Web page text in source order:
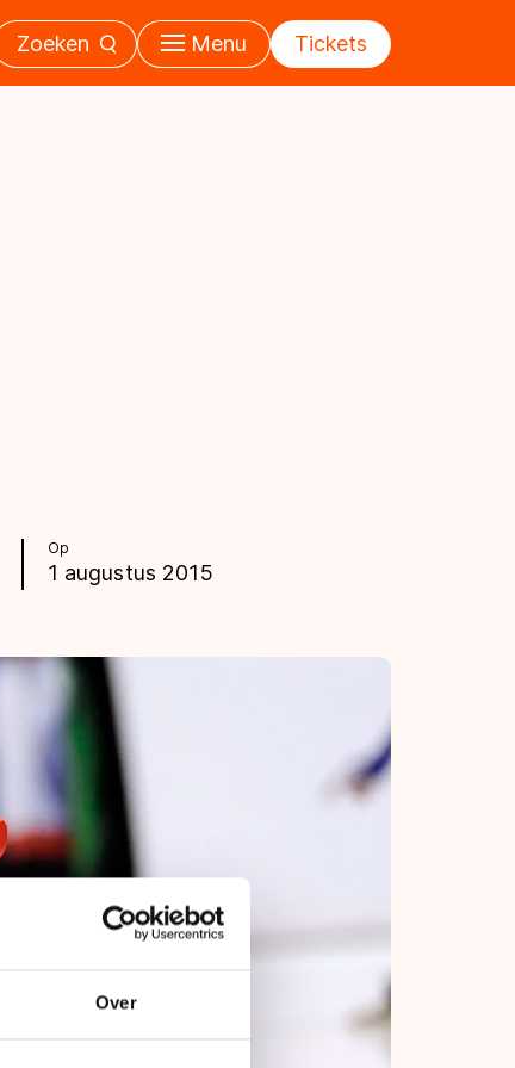
Over
Zoeken Menu Tickets
Op
1 augustus 2015